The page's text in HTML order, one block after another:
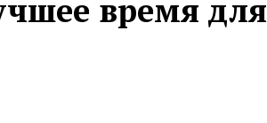
время для